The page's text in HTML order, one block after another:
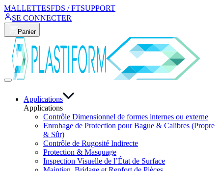
MALLETTESFDS / FTSUPPORT
SE CONNECTER
Panier
Applications
Applications
Contrôle Dimensionnel de formes internes ou externe
Enrobage de Protection pour Bague & Calibres (Propre
& Sûr)
Contrôle de Rugosité Indirecte
Protection & Masquage
Inspection Visuelle de l’État de Surface